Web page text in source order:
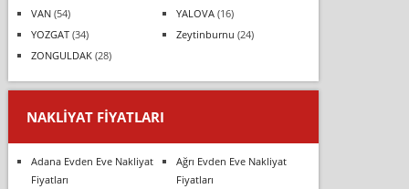
VAN(54) YALOVA(16)
YOZGAT(34) Zeytinburnu (24)
ZONGULDAK(28)
NAKLIYAT FIYATLARI
Adana Evden Eve Nakliyat
Fiyatları
Ağrı Evden Eve Nakliyat
Fiyatları